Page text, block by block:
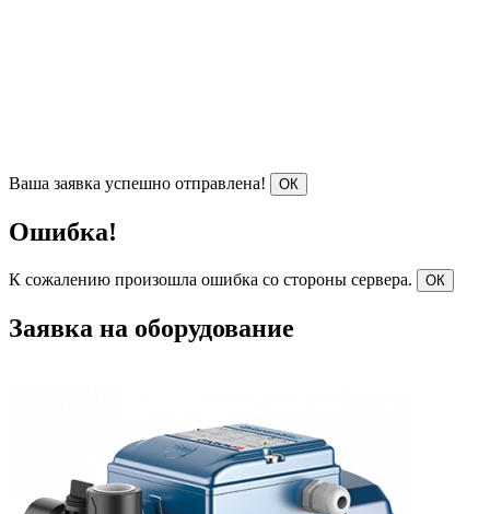
Ваша заявка успешно отправлена! ОК
Ошибка!
К сожалению произошла ошибка со стороны сервера. ОК
Заявка на оборудование